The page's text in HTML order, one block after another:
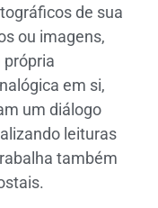
de sua
ou imagens,
em si,
um diálogo
leituras
também